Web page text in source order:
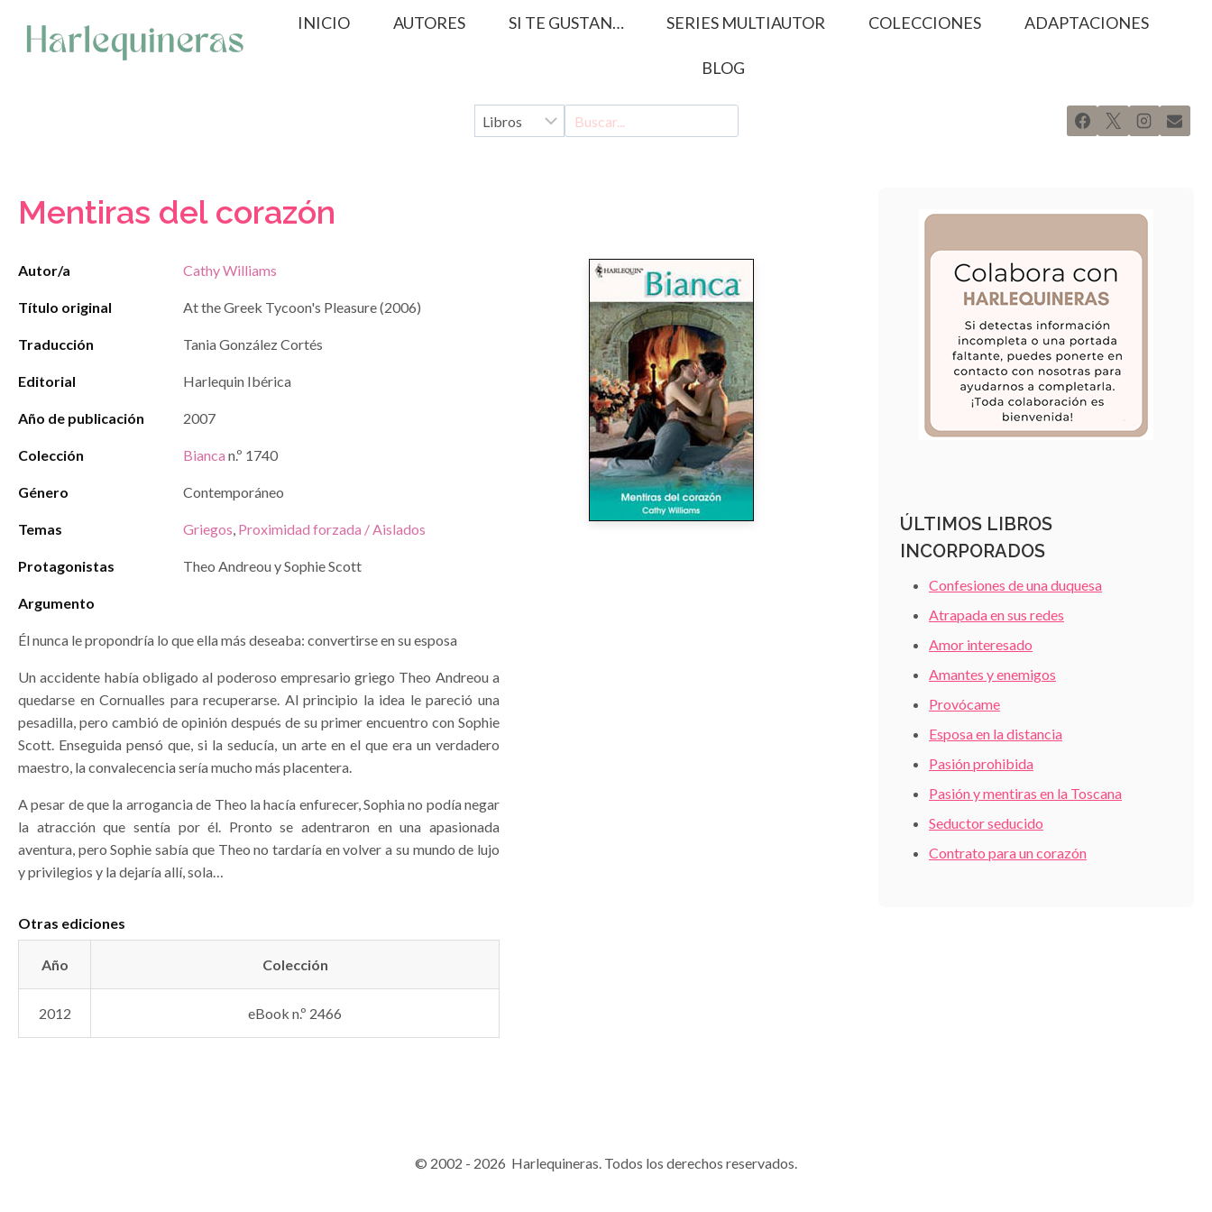
contenido
INICIO AUTORES SI TE GUSTAN… SERIES MULTIAUTOR COLECCIONES ADAPTACIONES
BLOG
Mentiras del corazón
Autor/a Cathy Williams
Título original At the Greek Tycoon's Pleasure (2006)
Traducción Tania González Cortés
Editorial Harlequin Ibérica
Año de publicación 2007
Colección Bianca n.º 1740
Género Contemporáneo
Temas Griegos, Proximidad forzada / Aislados
Protagonistas Theo Andreou y Sophie Scott
Argumento
Él nunca le propondría lo que ella más deseaba: convertirse en su esposa
Un accidente había obligado al poderoso empresario griego Theo Andreou a
quedarse en Cornualles para recuperarse. Al principio la idea le pareció una
pesadilla, pero cambió de opinión después de su primer encuentro con Sophie
Scott. Enseguida pensó que, si la seducía, un arte en el que era un verdadero
maestro, la convalecencia sería mucho más placentera.
A pesar de que la arrogancia de Theo la hacía enfurecer, Sophia no podía negar
la atracción que sentía por él. Pronto se adentraron en una apasionada
aventura, pero Sophie sabía que Theo no tardaría en volver a su mundo de lujo
y privilegios y la dejaría allí, sola…
Otras ediciones
Año Colección
2012 eBook n.º 2466
ÚLTIMOS LIBROS
INCORPORADOS
Confesiones de una duquesa
Atrapada en sus redes
Amor interesado
Amantes y enemigos
Provócame
Esposa en la distancia
Pasión prohibida
Pasión y mentiras en la Toscana
Seductor seducido
Contrato para un corazón
© 2002 - 2026 Harlequineras. Todos los derechos reservados.